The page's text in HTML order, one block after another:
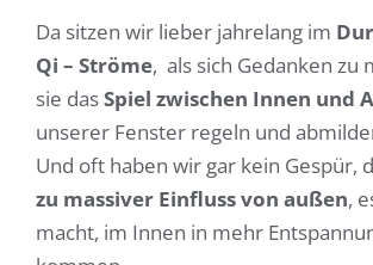
Da sitzen wir lieber jahrelang im
Qi – Ströme, als sich Gedanken zu
sie dasSpiel zwischen Innen und
unserer Fenster regeln und
Und oft haben wir gar kein Gespür,
zu massiver Einfluss von außen,
macht, im Innen in mehr